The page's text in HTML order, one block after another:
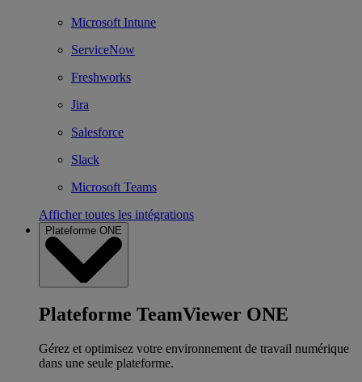
Microsoft Intune
ServiceNow
Freshworks
Jira
Salesforce
Slack
Microsoft Teams
Afficher toutes les intégrations
Plateforme ONE
Plateforme TeamViewer ONE
Gérez et optimisez votre environnement de travail numérique
dans une seule plateforme.